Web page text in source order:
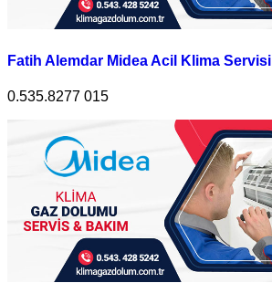
Fatih Alemdar Midea Acil Klima Servisi
0.535.8277 015